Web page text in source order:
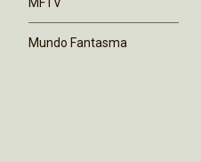
Mundo Fantasma